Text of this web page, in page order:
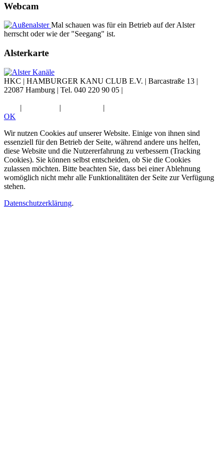
Webcam
Mal schauen was für ein Betrieb auf der Alster
herrscht oder wie der "Seegang" ist.
Alsterkarte
HKC | HAMBURGER KANU CLUB E.V. | Barcastraße 13 |
22087 Hamburg | Tel. 040 220 90 05 |
| | |
OK
Wir nutzen Cookies auf unserer Website. Einige von ihnen sind
essenziell für den Betrieb der Seite, während andere uns helfen,
diese Website und die Nutzererfahrung zu verbessern (Tracking
Cookies). Sie können selbst entscheiden, ob Sie die Cookies
zulassen möchten. Bitte beachten Sie, dass bei einer Ablehnung
womöglich nicht mehr alle Funktionalitäten der Seite zur Verfügung
stehen.
Datenschutzerklärung.